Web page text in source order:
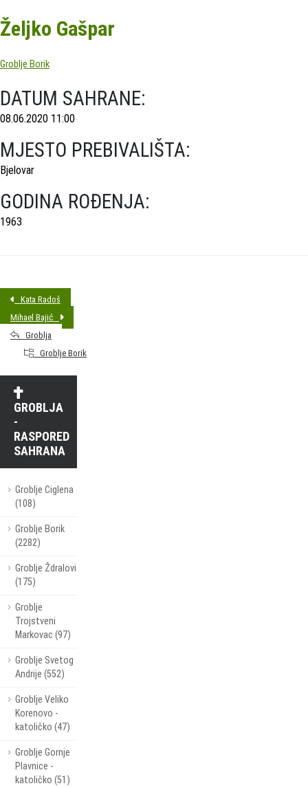
Željko Gašpar
Groblje Borik
DATUM SAHRANE:
08.06.2020 11:00
MJESTO PREBIVALIŠTA:
Bjelovar
GODINA ROĐENJA:
1963
Kata Radoš
Mihael Bajić
Groblja
Groblje Borik
GROBLJA
-
RASPORED
SAHRANA
Groblje Ciglena
(108)
Groblje Borik
(2282)
Groblje Ždralovi
(175)
Groblje
Trojstveni
Markovac (97)
Groblje Svetog
Andrije (552)
Groblje Veliko
Korenovo -
katoličko (47)
Groblje Gornje
Plavnice -
katoličko (51)